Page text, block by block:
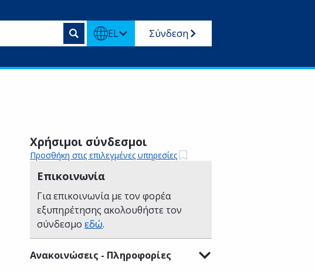
EL Σύνδεση
Χρήσιμοι σύνδεσμοι
Προσθήκη στις επιλεγμένες υπηρεσίες
Επικοινωνία
Για επικοινωνία με τον φορέα
εξυπηρέτησης ακολουθήστε τον
σύνδεσμο εδώ.
Ανακοινώσεις - Πληροφορίες